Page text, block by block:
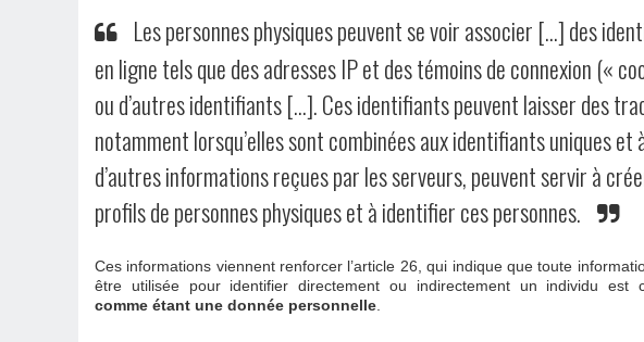
Les personnes physiques peuvent se voir associer […] des
en ligne tels que des adresses IP et des témoins de connexion («
ou d’autres identifiants […]. Ces identifiants peuvent laisser des
notamment lorsqu’elles sont combinées aux identifiants uniques et
d’autres informations reçues par les serveurs, peuvent servir à
profils de personnes physiques et à identifier ces personnes.
Ces informations viennent renforcer l’article 26, qui indique que toute
être utilisée pour identifier directement ou indirectement un individu est
comme étant une donnée personnelle